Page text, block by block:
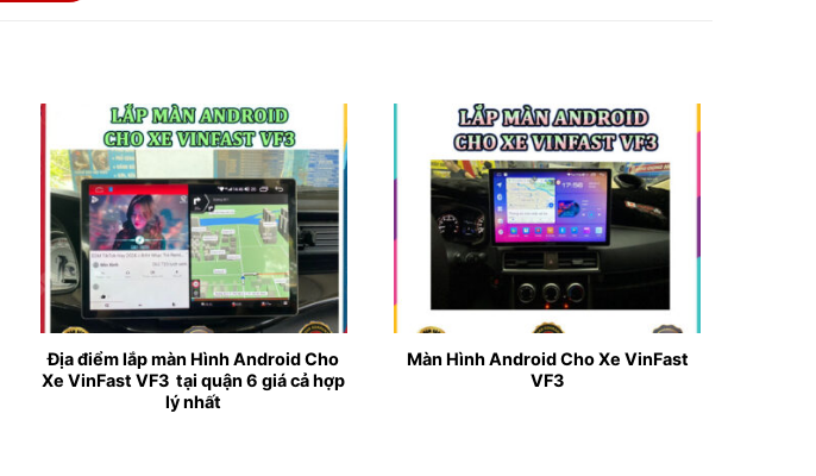
VF3 chất lượng tại Tphcm
Địa điểm lắp màn Hình Android Cho
Xe VinFast VF3 tại quận 6 giá cả hợp
lý nhất
Màn Hình Android Cho Xe VinFast
VF3